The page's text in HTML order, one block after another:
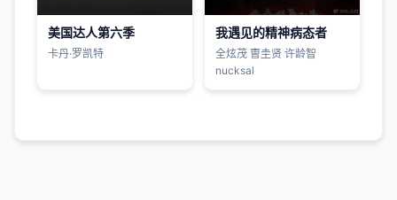
美国达人第六季
卡丹·罗凯特
我遇见的精神病态者
全炫茂 曺圭贤 许龄智
nucksal